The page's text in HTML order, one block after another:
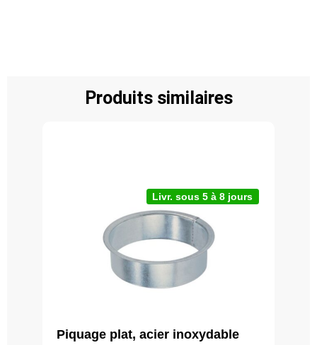
Produits similaires
Livr. sous 5 à 8 jours
Piquage plat, acier inoxydable